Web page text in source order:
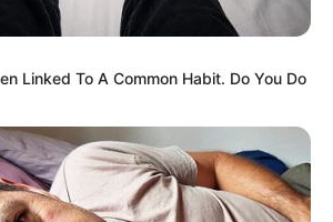
Linked To A Common Habit. Do You Do